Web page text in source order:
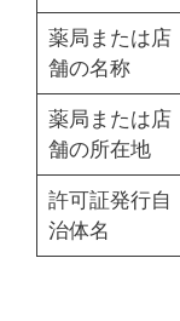
薬局または店
舗の名称
薬局または店
舗の所在地
許可証発行自
治体名